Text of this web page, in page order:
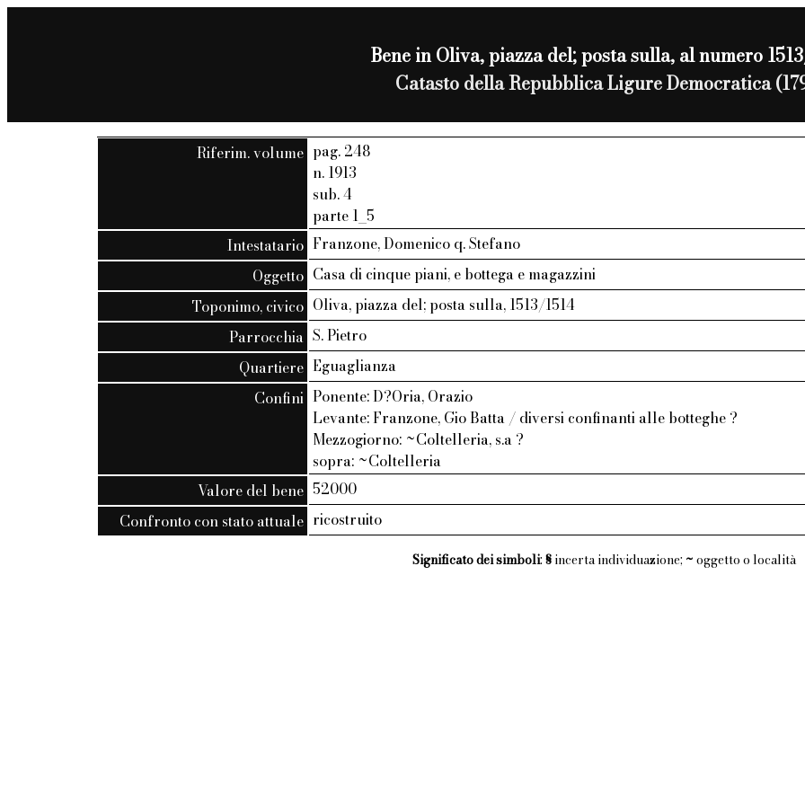
Bene in Oliva, piazza del; posta sulla, al numero
Catasto della Repubblica Ligure Democratica
Riferim. volume pag. 248
n. 1913
sub. 4
parte 1_5
Intestatario Franzone, Domenico q. Stefano
Oggetto Casa di cinque piani, e bottega e magazzini
Toponimo, civico Oliva, piazza del; posta sulla, 1513/1514
Parrocchia S. Pietro
Quartiere Eguaglianza
Confini Ponente: D?Oria, Orazio
Levante: Franzone, Gio Batta / diversi confinanti alle botteghe ?
Mezzogiorno: ~Coltelleria, s.a ?
sopra: ~Coltelleria
Valore del bene 52000
Confronto con stato attuale ricostruito
Significato dei simboli: §incerta individuazione; ~ oggetto o località